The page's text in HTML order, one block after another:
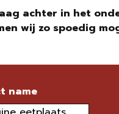
achter in het
wij zo spoedig
name